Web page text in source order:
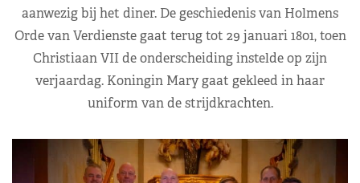
aanwezig bij het diner. De geschiedenis van Holmens
Orde van Verdienste gaat terug tot 29 januari 1801, toen
Christiaan VII de onderscheiding instelde op zijn
verjaardag. Koningin Mary gaat gekleed in haar
uniform van de strijdkrachten.